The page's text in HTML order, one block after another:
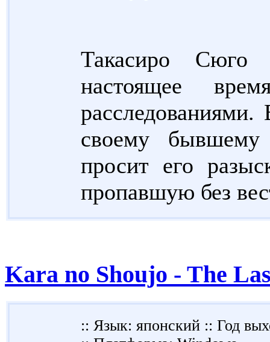
Такасиро
настоящее
своему
просит его
пропавшую без
Kara no Shoujo - The
:: Язык: японский :: Год